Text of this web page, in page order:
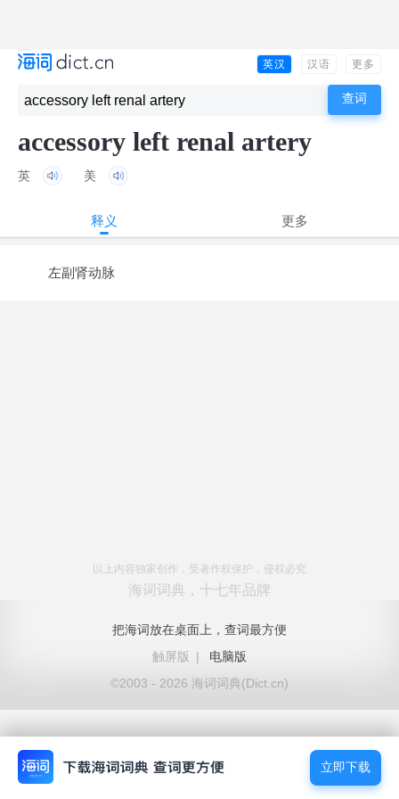
英汉 汉语 更多
accessory left renal artery
英 美
释义 更多
左副肾动脉
以上内容独家创作，受著作权保护，侵权必究
海词词典，十七年品牌
把海词放在桌面上，查词最方便
触屏版
|
电脑版
©2003 - 2026 海词词典(Dict.cn)
立即下载
立即下载